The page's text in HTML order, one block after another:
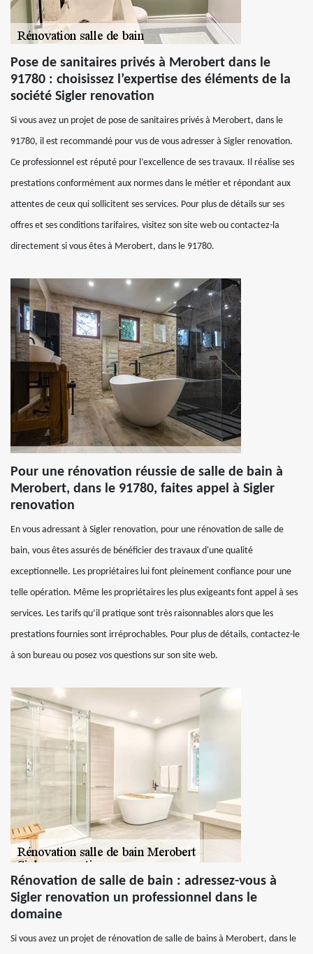
Pose de sanitaires privés à Merobert dans le
91780 : choisissez l’expertise des éléments de la
société Sigler renovation
Si vous avez un projet de pose de sanitaires privés à Merobert, dans le
91780, il est recommandé pour vus de vous adresser à Sigler renovation.
Ce professionnel est réputé pour l’excellence de ses travaux. Il réalise ses
prestations conformément aux normes dans le métier et répondant aux
attentes de ceux qui sollicitent ses services. Pour plus de détails sur ses
offres et ses conditions tarifaires, visitez son site web ou contactez-la
directement si vous êtes à Merobert, dans le 91780.
Pour une rénovation réussie de salle de bain à
Merobert, dans le 91780, faites appel à Sigler
renovation
En vous adressant à Sigler renovation, pour une rénovation de salle de
bain, vous êtes assurés de bénéficier des travaux d'une qualité
exceptionnelle. Les propriétaires lui font pleinement confiance pour une
telle opération. Même les propriétaires les plus exigeants font appel à ses
services. Les tarifs qu’il pratique sont très raisonnables alors que les
prestations fournies sont irréprochables. Pour plus de détails, contactez-le
à son bureau ou posez vos questions sur son site web.
Rénovation de salle de bain : adressez-vous à
Sigler renovation un professionnel dans le
domaine
Si vous avez un projet de rénovation de salle de bains à Merobert, dans le